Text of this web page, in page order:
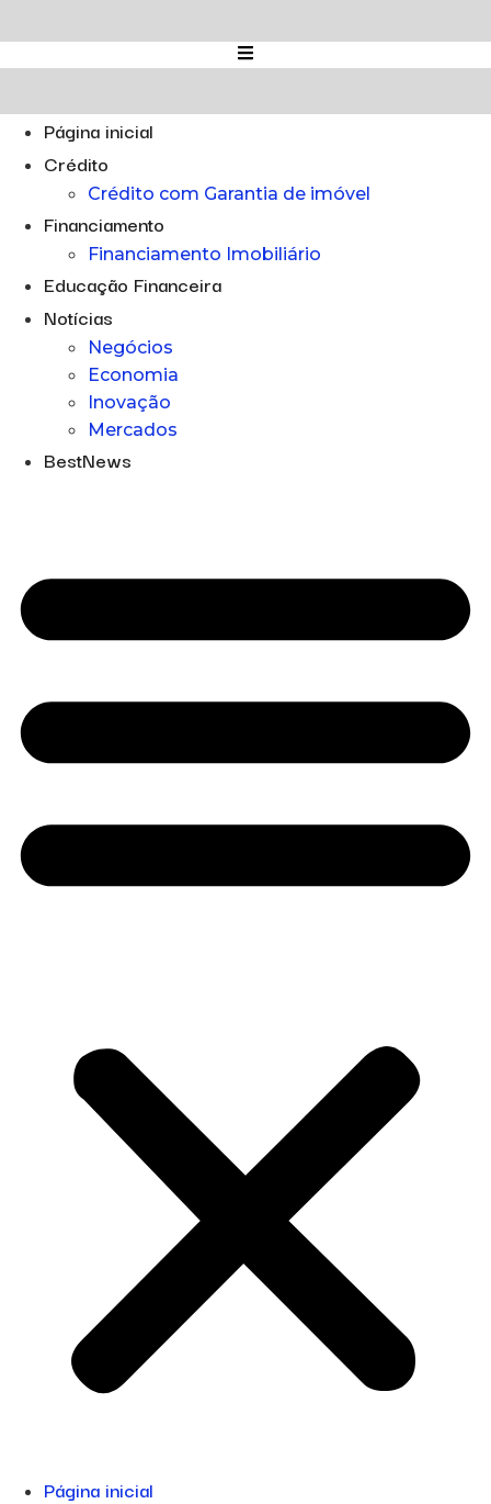
para
o
Página inicial
Crédito
Crédito com Garantia de imóvel
Financiamento
Financiamento Imobiliário
Educação Financeira
Notícias
Negócios
Economia
Inovação
Mercados
BestNews
Página inicial